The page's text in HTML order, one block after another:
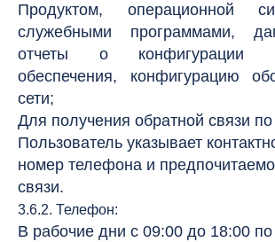
Продуктом, операционной
служебными программами,
отчеты о конфигурации
обеспечения, конфигурацию
сети;
Для получения обратной связи
Пользователь указывает
номер телефона и
связи.
3.6.2. Телефон:
В рабочие дни с 09:00 до 18:00